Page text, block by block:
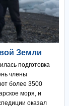
Земли
подготовка
члены
более 3500
моря, и
оказал